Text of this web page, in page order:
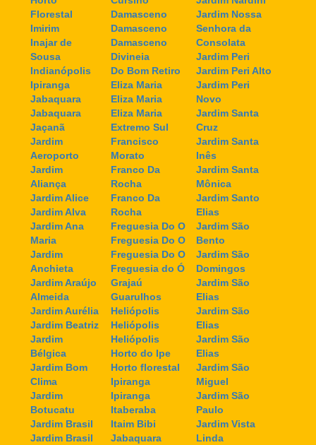
Florestal
Imirim
Inajar de
Sousa
Indianópolis
Ipiranga
Jabaquara
Jabaquara
Jaçanã
Jardim
Aeroporto
Jardim
Aliança
Jardim Alice
Jardim Alva
Jardim Ana
Maria
Jardim
Anchieta
Jardim Araújo
Almeida
Jardim Aurélia
Jardim Beatriz
Jardim
Bélgica
Jardim Bom
Clima
Jardim
Botucatu
Jardim Brasil
Jardim Brasil
Damasceno
Damasceno
Damasceno
Divineia
Do Bom Retiro
Eliza Maria
Eliza Maria
Eliza Maria
Extremo Sul
Francisco
Morato
Franco Da
Rocha
Franco Da
Rocha
Freguesia Do O
Freguesia Do O
Freguesia Do O
Freguesia do Ó
Grajaú
Guarulhos
Heliópolis
Heliópolis
Heliópolis
Horto do Ipe
Horto florestal
Ipiranga
Ipiranga
Itaberaba
Itaim Bibi
Jabaquara
Jardim Nossa
Senhora da
Consolata
Jardim Peri
Jardim Peri Alto
Jardim Peri
Novo
Jardim Santa
Cruz
Jardim Santa
Inês
Jardim Santa
Mônica
Jardim Santo
Elias
Jardim São
Bento
Jardim São
Domingos
Jardim São
Elias
Jardim São
Elias
Jardim São
Elias
Jardim São
Miguel
Jardim São
Paulo
Jardim Vista
Linda